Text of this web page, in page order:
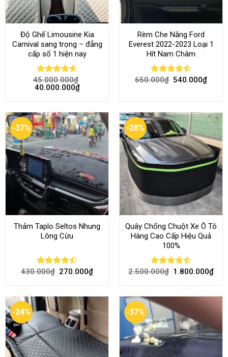
Độ Ghế Limousine Kia
Carnival sang trọng – đẳng
cấp số 1 hiện nay
Rated4.58
out of 5
45.000.000₫
40.000.000₫
Rèm Che Nắng Ford
Everest 2022-2023 Loại 1
Hít Nam Châm
Rated4.51
650.000₫ 540.000₫
-37%
Thảm Taplo Seltos Nhung
Lông Cừu
Rated
430.000₫ 270.000₫
-28%
Quây Chống Chuột Xe Ô Tô
Hàng Cao Cấp Hiệu Quả
100%
Rated 4.51
2.500.000₫ 1.800.000₫
-24% -37%